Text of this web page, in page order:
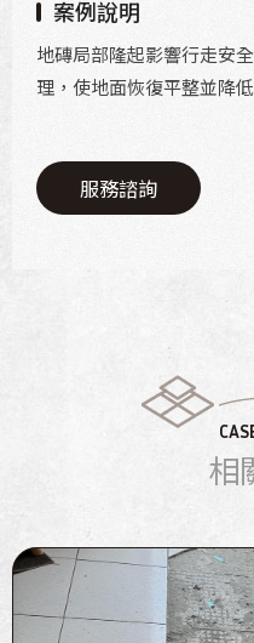
案例說明
地磚局部隆起影響行走安
理，使地面恢復平整並降
服務諮詢
相